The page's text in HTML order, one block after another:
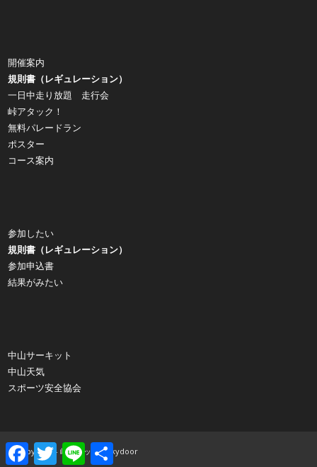
開催案内
規則書（レギュレーション）
一日中走り放題 走行会
峠アタック！
無料パレードラン
ポスター
コース案内
参加したい
規則書（レギュレーション）
参加申込書
結果がみたい
中山サーキット
中山天気
スポーツ安全協会
© Copyright - 峠アタック｜Skydoor
FacebookTwitterLine 共
有